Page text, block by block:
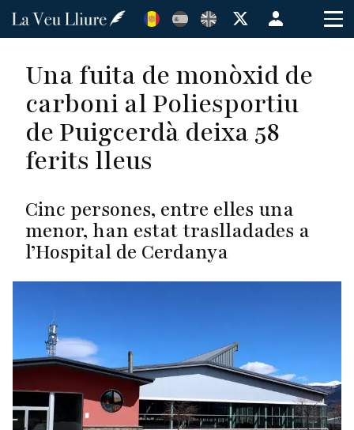
Vés
Menú
de
cuenta
de
usuario
Una fuita de monòxid de
carboni al Poliesportiu
de Puigcerdà deixa 58
ferits lleus
Cinc persones, entre elles una
menor, han estat traslladades a
l’Hospital de Cerdanya